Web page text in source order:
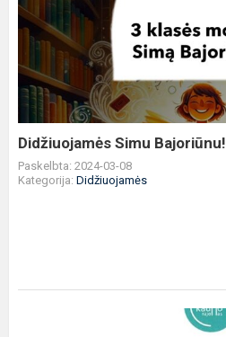
Simu
Bajoriūnu!
Didžiuojamės Simu Bajoriūnu!
Paskelbta: 2024-03-08
Kategorija: Didžiuojamės